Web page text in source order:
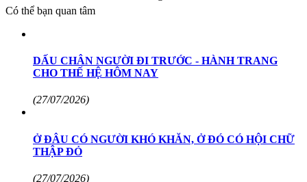
Có thể bạn quan tâm
DẤU CHÂN NGƯỜI ĐI TRƯỚC - HÀNH TRANG
CHO THẾ HỆ HÔM NAY
(27/07/2026)
Ở ĐÂU CÓ NGƯỜI KHÓ KHĂN, Ở ĐÓ CÓ HỘI CHỮ
THẬP ĐỎ
(27/07/2026)